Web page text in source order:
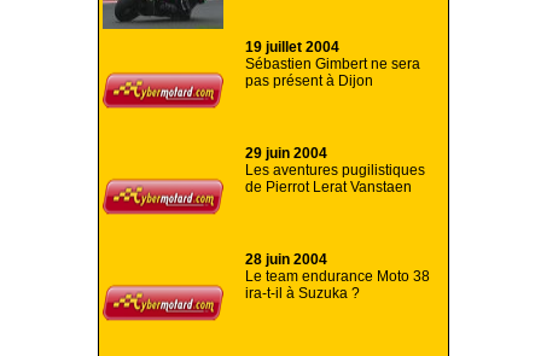
19 juillet 2004
Sébastien Gimbert ne sera
pas présent à Dijon
29 juin 2004
Les aventures pugilistiques
de Pierrot Lerat Vanstaen
28 juin 2004
Le team endurance Moto 38
ira-t-il à Suzuka ?